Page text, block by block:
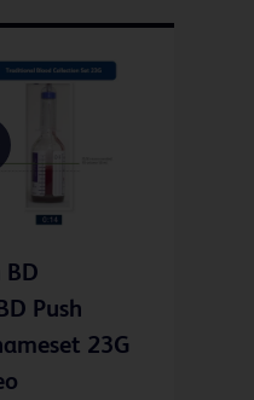
Play
BD
Push
23G